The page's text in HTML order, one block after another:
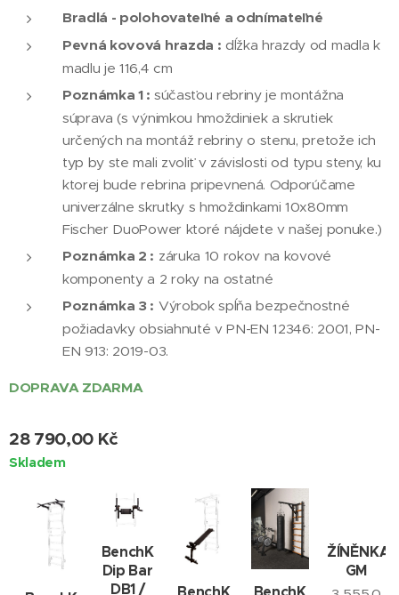
Bradlá - polohovateľné a odnímateľné
Pevná kovová hrazda : dĺžka hrazdy od madla k
madlu je 116,4 cm
Poznámka 1 : súčasťou rebriny je montážna
súprava (s výnimkou hmoždiniek a skrutiek
určených na montáž rebriny o stenu, pretože ich
typ by ste mali zvoliť v závislosti od typu steny, ku
ktorej bude rebrina pripevnená. Odporúčame
univerzálne skrutky s hmoždinkami 10x80mm
Fischer DuoPower ktoré nájdete v našej ponuke.)
Poznámka 2 : záruka 10 rokov na kovové
komponenty a 2 roky na ostatné
Poznámka 3 : Výrobok spĺňa bezpečnostné
požiadavky obsiahnuté v PN-EN 12346: 2001, PN-
EN 913: 2019-03.
DOPRAVA ZDARMA
28 790,00 Kč
Skladem
BenchK
Dip Bar
DB1 /
ŽÍNĚNKA
GM